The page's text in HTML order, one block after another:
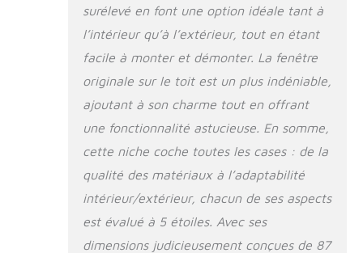
surélevé en font une option idéale tant à
l’intérieur qu’à l’extérieur, tout en étant
facile à monter et démonter. La fenêtre
originale sur le toit est un plus indéniable,
ajoutant à son charme tout en offrant
une fonctionnalité astucieuse. En somme,
cette niche coche toutes les cases : de la
qualité des matériauxà l’adaptabilité
intérieur/extérieur, chacun de ses aspects
est évalué à 5 étoiles. Avec ses
dimensions judicieusement conçues de 87